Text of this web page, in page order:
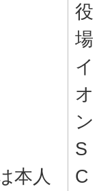
本人
役
場
イ
オ
ン
S
C